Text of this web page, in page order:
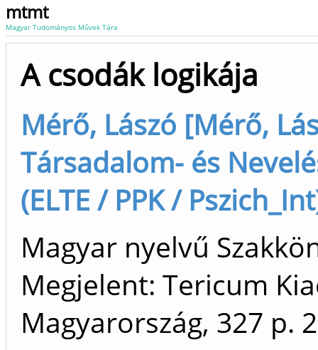
mtmt
Magyar Tudományos Művek Tára
A csodák logikája
Mérő, Lászó [Mérő,
Társadalom- és
(ELTE / PPK /
Magyar nyelvű
Megjelent: Tericum
Magyarország, 327 p.